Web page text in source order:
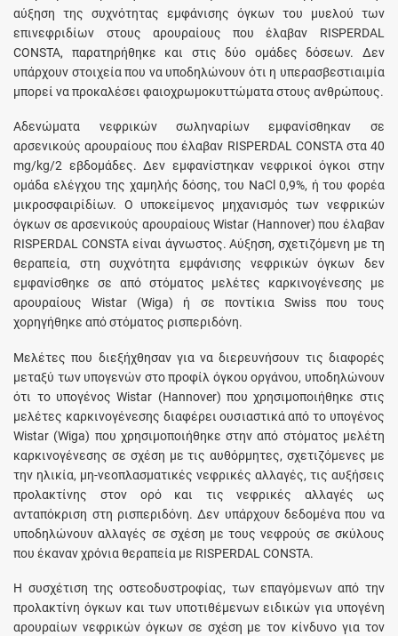
αύξηση της συχνότητας εμφάνισης όγκων του μυελού των
επινεφριδίων στους αρουραίους που έλαβαν RISPERDAL
CONSTA, παρατηρήθηκε και στις δύο ομάδες δόσεων. Δεν
υπάρχουν στοιχεία που να υποδηλώνουν ότι η υπερασβεστιαιμία
μπορεί να προκαλέσει φαιοχρωμοκυττώματα στους ανθρώπους.
Αδενώματα νεφρικών σωληναρίων εμφανίσθηκαν σε
αρσενικούς αρουραίους που έλαβαν RISPERDAL CONSTA στα 40
mg/kg/2 εβδομάδες. Δεν εμφανίστηκαν νεφρικοί όγκοι στην
ομάδα ελέγχου της χαμηλής δόσης, του NaCl 0,9%, ή του φορέα
μικροσφαιρίδίων. Ο υποκείμενος μηχανισμός των νεφρικών
όγκων σε αρσενικούς αρουραίους Wistar (Hannover) που έλαβαν
RΙSΡΕRDΑL CONSTA είναι άγνωστος. Αύξηση, σχετιζόμενη με τη
θεραπεία, στη συχνότητα εμφάνισης νεφρικών όγκων δεν
εμφανίσθηκε σε από στόματος μελέτες καρκινογένεσης με
αρουραίους Wistar (Wiga) ή σε ποντίκια Swiss που τους
χορηγήθηκε από στόματος ρισπεριδόνη.
Μελέτες που διεξήχθησαν για να διερευνήσουν τις διαφορές
μεταξύ των υπογενών στο προφίλ όγκου οργάνου, υποδηλώνουν
ότι το υπογένος Wistar (Hannover) που χρησιμοποιήθηκε στις
μελέτες καρκινογένεσης διαφέρει ουσιαστικά από το υπογένος
Wistar (Wiga) που χρησιμοποιήθηκε στην από στόματος μελέτη
καρκινογένεσης σε σχέση με τις αυθόρμητες, σχετιζόμενες με
την ηλικία, μη-νεοπλασματικές νεφρικές αλλαγές, τις αυξήσεις
προλακτίνης στον ορό και τις νεφρικές αλλαγές ως
ανταπόκριση στη ρισπεριδόνη. Δεν υπάρχουν δεδομένα που να
υποδηλώνουν αλλαγές σε σχέση με τους νεφρούς σε σκύλους
που έκαναν χρόνια θεραπεία με RΙSΡΕRDΑL CONSTA.
Η συσχέτιση της οστεοδυστροφίας, των επαγόμενων από την
προλακτίνη όγκων και των υποτιθέμενων ειδικών για υπογένη
αρουραίων νεφρικών όγκων σε σχέση με τον κίνδυνο για τον